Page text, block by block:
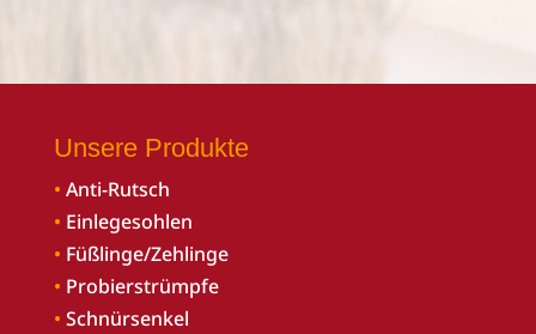
Unsere Produkte
• Anti-Rutsch
• Einlegesohlen
• Füßlinge/Zehlinge
• Probierstrümpfe
• Schnürsenkel